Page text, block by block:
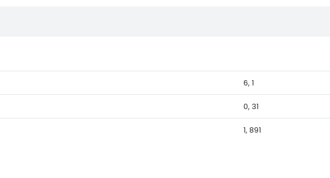
6, 1
0, 31
1, 891